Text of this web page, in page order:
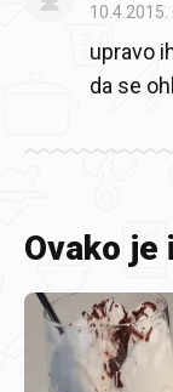
10.4.2015.
upravo
da se
Ovako je